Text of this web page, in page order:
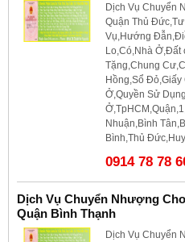
Dịch Vụ Chuyển
Quận Thủ
Vụ,Hướng
Lo,Có,Nhà Ở,Đất
Tặng,Chung
Hồng,Sổ
Ở,Quyền Sử
Nhuận,Bình
Bình,Thủ
0914 78 78
Dịch Vụ Chuyển Nhượng
Quận Bình Thạnh
Dịch Vụ Chuyển